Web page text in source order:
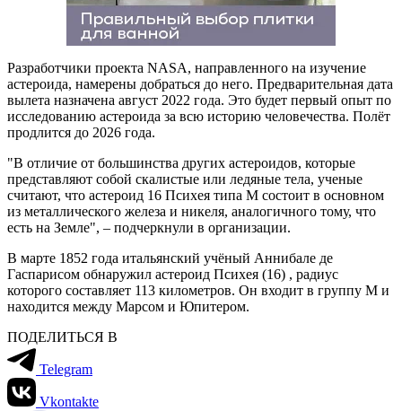
Разработчики проекта NASA, направленного на изучение
астероида, намерены добраться до него. Предварительная дата
вылета назначена август 2022 года. Это будет первый опыт по
исследованию астероида за всю историю человечества. Полёт
продлится до 2026 года.
"В отличие от большинства других астероидов, которые
представляют собой скалистые или ледяные тела, ученые
считают, что астероид 16 Психея типа М состоит в основном
из металлического железа и никеля, аналогичного тому, что
есть на Земле", – подчеркнули в организации.
В марте 1852 года итальянский учёный Аннибале де
Гаспарисом обнаружил астероид Психея (16) , радиус
которого составляет 113 километров. Он входит в группу М и
находится между Марсом и Юпитером.
ПОДЕЛИТЬСЯ В
Telegram
Vkontakte